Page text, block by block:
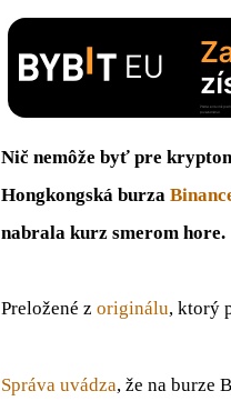
Nič nemôže byť pre
Hongkongská burza
nabrala kurz smerom hore.
Preložené z originálu, ktorý
Správa uvádza, že na burze